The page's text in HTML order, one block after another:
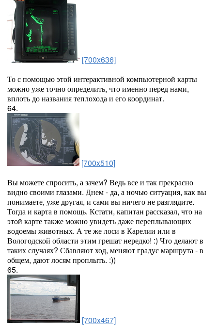
[700x636]
То с помощью этой интерактивной компьютерной карты
можно уже точно определить, что именно перед нами,
вплоть до названия теплохода и его координат.
64.
[700x510]
Вы можете спросить, а зачем? Ведь все и так прекрасно
видно своими глазами. Днем - да, а ночью ситуация, как вы
понимаете, уже другая, и сами вы ничего не разглядите.
Тогда и карта в помощь. Кстати, капитан рассказал, что на
этой карте также можно увидеть даже переплывающих
водоемы животных. А те же лоси в Карелии или в
Вологодской области этим грешат нередко! :) Что делают в
таких случаях? Сбавляют ход, меняют градус маршрута - в
общем, дают лосям проплыть. :))
65.
[700x467]